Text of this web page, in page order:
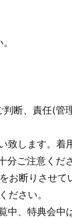
断、責任(管
致します。着
ご注意くださ
断りさせて
さい。
中、特典会中